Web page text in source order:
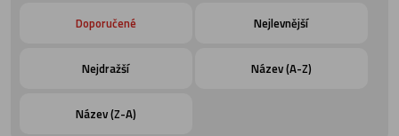
Doporučené Nejlevnější
Nejdražší Název (A-Z)
Název (Z-A)